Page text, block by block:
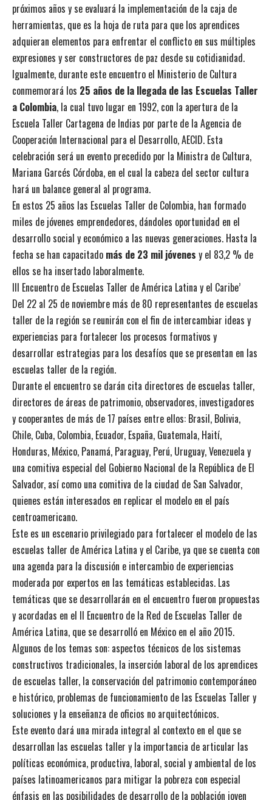
próximos años y se evaluará la implementación de la caja de
herramientas, que es la hoja de ruta para que los aprendices
adquieran elementos para enfrentar el conflicto en sus múltiples
expresiones y ser constructores de paz desde su cotidianidad.
Igualmente, durante este encuentro el Ministerio de Cultura
conmemorará los 25 años de la llegada de las Escuelas Taller
a Colombia, la cual tuvo lugar en 1992, con la apertura de la
Escuela Taller Cartagena de Indias por parte de la Agencia de
Cooperación Internacional para el Desarrollo, AECID. Esta
celebración será un evento precedido por la Ministra de Cultura,
Mariana Garcés Córdoba, en el cual la cabeza del sector cultura
hará un balance general al programa.
En estos 25 años las Escuelas Taller de Colombia, han formado
miles de jóvenes emprendedores, dándoles oportunidad en el
desarrollo social y económico a las nuevas generaciones. Hasta la
fecha se han capacitado más de 23 mil jóvenes y el 83,2 % de
ellos se ha insertado laboralmente.
III Encuentro de Escuelas Taller de América Latina y el Caribe’
Del 22 al 25 de noviembre más de 80 representantes de escuelas
taller de la región se reunirán con el fin de intercambiar ideas y
experiencias para fortalecer los procesos formativos y
desarrollar estrategias para los desafíos que se presentan en las
escuelas taller de la región.
Durante el encuentro se darán cita directores de escuelas taller,
directores de áreas de patrimonio, observadores, investigadores
y cooperantes de más de 17 países entre ellos: Brasil, Bolivia,
Chile, Cuba, Colombia, Ecuador, España, Guatemala, Haití,
Honduras, México, Panamá, Paraguay, Perú, Uruguay, Venezuela y
una comitiva especial del Gobierno Nacional de la República de El
Salvador, así como una comitiva de la ciudad de San Salvador,
quienes están interesados en replicar el modelo en el país
centroamericano.
Este es un escenario privilegiado para fortalecer el modelo de las
escuelas taller de América Latina y el Caribe, ya que se cuenta con
una agenda para la discusión e intercambio de experiencias
moderada por expertos en las temáticas establecidas. Las
temáticas que se desarrollarán en el encuentro fueron propuestas
y acordadas en el II Encuentro de la Red de Escuelas Taller de
América Latina, que se desarrolló en México en el año 2015.
Algunos de los temas son: aspectos técnicos de los sistemas
constructivos tradicionales, la inserción laboral de los aprendices
de escuelas taller, la conservación del patrimonio contemporáneo
e histórico, problemas de funcionamiento de las Escuelas Taller y
soluciones y la enseñanza de oficios no arquitectónicos.
Este evento dará una mirada integral al contexto en el que se
desarrollan las escuelas taller y la importancia de articular las
políticas económica, productiva, laboral, social y ambiental de los
países latinoamericanos para mitigar la pobreza con especial
énfasis en las posibilidades de desarrollo de la población joven